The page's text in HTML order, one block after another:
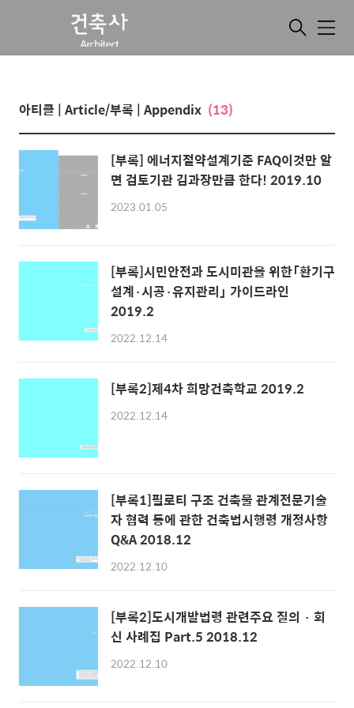
메
아티클 | Article/부록 | Appendix (13)
[부록] 에너지절약설계기준 FAQ이것만 알
면 검토기관 김과장만큼 한다! 2019.10
2023.01.05
[부록]시민안전과 도시미관을 위한「환기구
설계·시공·유지관리」 가이드라인
2019.2
2022.12.14
[부록2]제4차 희망건축학교 2019.2
2022.12.14
[부록1]필로티 구조 건축물 관계전문기술
자 협력 등에 관한 건축법시행령 개정사항
Q&A 2018.12
2022.12.10
[부록2]도시개발법령 관련주요 질의 · 회
신 사례집 Part.5 2018.12
2022.12.10